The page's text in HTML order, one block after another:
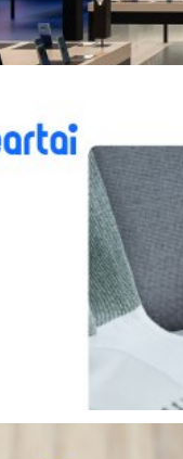
มได้!! Samsung
Find หาอุปก
และ UWB
ได้เปิดตัว
มหาอุปกรณ์ Galaxy ที่ห
อฟไลน์) ก็ตาม
| 2107 days ago